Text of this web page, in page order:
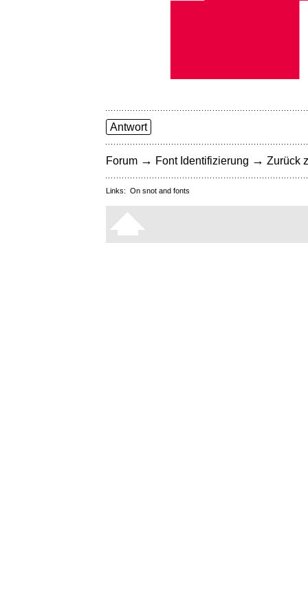
Antwort
Forum → Font Identifizierung → Zurück
Links: On snot and fonts